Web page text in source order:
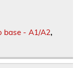
base - A1/A2,